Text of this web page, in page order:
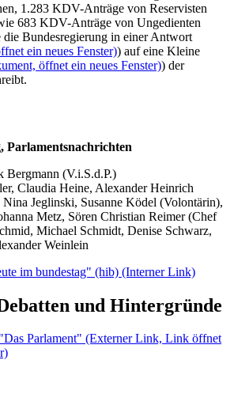
1.283 KDV-Anträge von Reservisten
683 KDV-Anträge von Ungedienten
Bundesregierung in einer Antwort
ein neues Fenster)) auf eine Kleine
öffnet ein neues Fenster)) der
Parlamentsnachrichten
Bergmann (V.i.S.d.P.)
Claudia Heine, Alexander Heinrich
Nina Jeglinski, Susanne Ködel (Volontärin),
Metz, Sören Christian Reimer (Chef
Michael Schmidt, Denise Schwarz,
Weinlein
im bundestag" (hib) (Interner Link)
und Hintergründe
Parlament" (Externer Link, Link öffnet